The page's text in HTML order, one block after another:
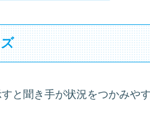
と聞き手が状況をつかみやす